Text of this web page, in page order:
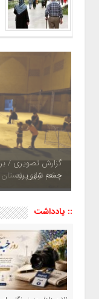
چشم نوازی بوستان
:: یادداشت